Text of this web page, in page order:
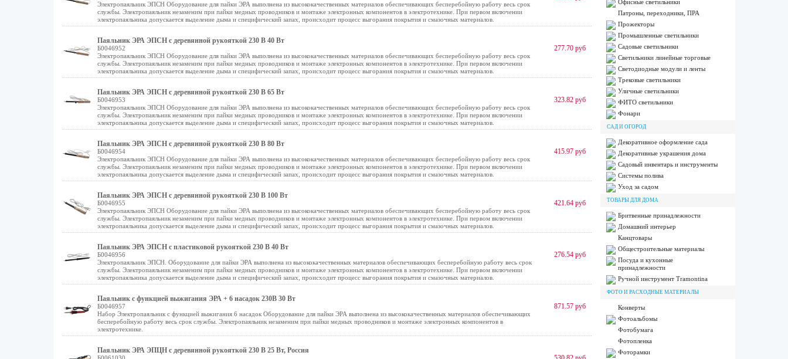
Электропаяльник ЭПСН Оборудование для пайки ЭРА выполнена из высококачественных материалов обеспечивающих бесперебойную работу весь срок
службы. Электропаяльник незаменим при пайки медных проводников и монтаже электронных компонентов в электротехнике. При первом включении
электропаяльника допускается выделение дыма и специфический запах, происходит процесс выгорания покрытия и смазочных материалов.
Паяльник ЭРА ЭПСН с деревянной рукояткой 230 В 40 Вт
Б0046952
Электропаяльник ЭПСН Оборудование для пайки ЭРА выполнена из высококачественных материалов обеспечивающих бесперебойную работу весь срок
службы. Электропаяльник незаменим при пайки медных проводников и монтаже электронных компонентов в электротехнике. При первом включении
электропаяльника допускается выделение дыма и специфический запах, происходит процесс выгорания покрытия и смазочных материалов.
277.70 руб
Паяльник ЭРА ЭПСН с деревянной рукояткой 230 В 65 Вт
Б0046953
Электропаяльник ЭПСН Оборудование для пайки ЭРА выполнена из высококачественных материалов обеспечивающих бесперебойную работу весь срок
службы. Электропаяльник незаменим при пайки медных проводников и монтаже электронных компонентов в электротехнике. При первом включении
электропаяльника допускается выделение дыма и специфический запах, происходит процесс выгорания покрытия и смазочных материалов.
323.82 руб
Паяльник ЭРА ЭПСН с деревянной рукояткой 230 В 80 Вт
Б0046954
Электропаяльник ЭПСН Оборудование для пайки ЭРА выполнена из высококачественных материалов обеспечивающих бесперебойную работу весь срок
службы. Электропаяльник незаменим при пайки медных проводников и монтаже электронных компонентов в электротехнике. При первом включении
электропаяльника допускается выделение дыма и специфический запах, происходит процесс выгорания покрытия и смазочных материалов.
415.97 руб
Паяльник ЭРА ЭПСН с деревянной рукояткой 230 В 100 Вт
Б0046955
Электропаяльник ЭПСН Оборудование для пайки ЭРА выполнена из высококачественных материалов обеспечивающих бесперебойную работу весь срок
службы. Электропаяльник незаменим при пайки медных проводников и монтаже электронных компонентов в электротехнике. При первом включении
электропаяльника допускается выделение дыма и специфический запах, происходит процесс выгорания покрытия и смазочных материалов.
421.64 руб
Паяльник ЭРА ЭПСН с пластиковой рукояткой 230 В 40 Вт
Б0046956
Электропаяльник ЭПСН. Оборудование для пайки ЭРА выполнена из высококачественных материалов обеспечивающих бесперебойную работу весь срок
службы. Электропаяльник незаменим при пайки медных проводников и монтаже электронных компонентов в электротехнике. При первом включении
электропаяльника допускается выделение дыма и специфический запах, происходит процесс выгорания покрытия и смазочных материалов.
276.54 руб
Паяльник c функцией выжигания ЭРА + 6 насадок 230В 30 Вт
Б0046957
Набор Электропаяльник c функцией выжигания 6 насадок Оборудование для пайки ЭРА выполнена из высококачественных материалов обеспечивающих
бесперебойную работу весь срок службы. Электропаяльник незаменим при пайки медных проводников и монтаже электронных компонентов в
электротехнике.
871.57 руб
Паяльник ЭРА ЭПЦН с деревянной рукояткой 230 В 25 Вт, Россия
Офисные светильники
Патроны, переходники, ПРА
Прожекторы
Промышленные светильники
Садовые светильники
Светильники линейные торговые
Светодиодные модули и ленты
Трековые светильники
Уличные светильники
ФИТО светильники
Фонари
САД И ОГОРОД
Декоративное оформление сада
Декоративные украшения дома
Садовый инвентарь и инструменты
Системы полива
Уход за садом
ТОВАРЫ ДЛЯ ДОМА
Бритвенные принадлежности
Домашний интерьер
Канцтовары
Общестроительные материалы
Посуда и кухонные
принадлежности
Ручной инструмент Tramontina
ФОТО И РАСХОДНЫЕ МАТЕРИАЛЫ
Конверты
Фотоальбомы
Фотобумага
Фотопленка
Фоторамки